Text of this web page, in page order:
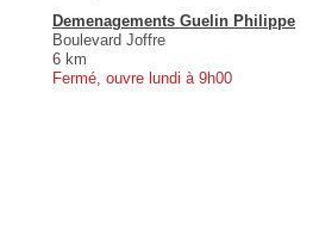
Demenagements Guelin Philippe
Boulevard Joffre
6 km
Fermé, ouvre lundi à 9h00